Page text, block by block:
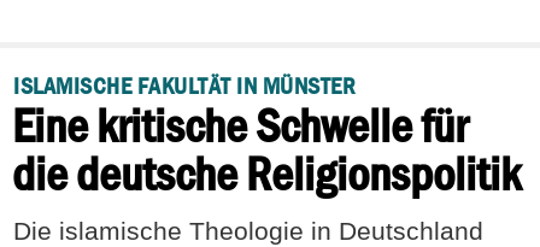
PANORAMA
RECHT
ISLAMISCHE FAKULTÄT IN MÜNSTER
Eine kritische Schwelle für
die deutsche Religionspolitik
Die islamische Theologie in Deutschland